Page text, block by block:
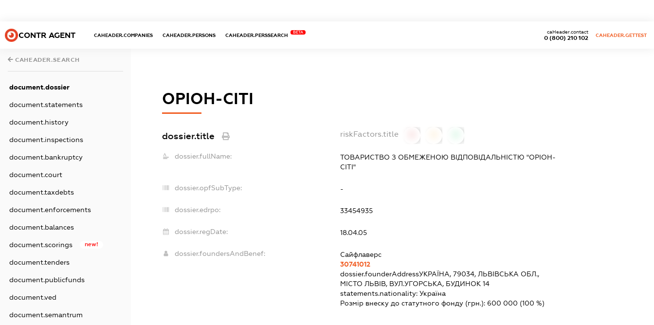
CONTR AGENT CAHEADER.COMPANIES CAHEADER.PERSONS CAHEADER.PERSSEARCH
BETA
0 (800) 210 102
caHeader.contact
CAHEADER.GETTEST
CAHEADER.SEARCH
document.dossier
document.statements
document.history
document.inspections
document.bankruptcy
document.court
document.taxdebts
document.enforcements
document.balances
document.scorings new!
document.tenders
document.publicfunds
document.ved
document.semantrum
ОРІОН-СІТІ
dossier.title riskFactors.title
dossier.fullName:
ТОВАРИСТВО З ОБМЕЖЕНОЮ ВІДПОВІДАЛЬНІСТЮ "ОРІОН-
СІТІ"
dossier.opfSubType: -
dossier.edrpo: 33454935
dossier.regDate: 18.04.05
dossier.foundersAndBenef:
Сайфлаверс
30741012
dossier.founderAddressУКРАЇНА, 79034, ЛЬВІВСЬКА ОБЛ.,
МІСТО ЛЬВІВ, ВУЛ.УГОРСЬКА, БУДИНОК 14
statements.nationality: Україна
Розмір внеску до статутного фонду (грн.): 600 000 (100 %)